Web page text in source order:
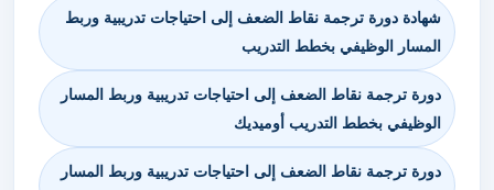
شهادة دورة ترجمة نقاط الضعف إلى احتياجات تدريبية وربط
المسار الوظيفي بخطط التدريب
دورة ترجمة نقاط الضعف إلى احتياجات تدريبية وربط المسار
الوظيفي بخطط التدريب أوميديك
دورة ترجمة نقاط الضعف إلى احتياجات تدريبية وربط المسار